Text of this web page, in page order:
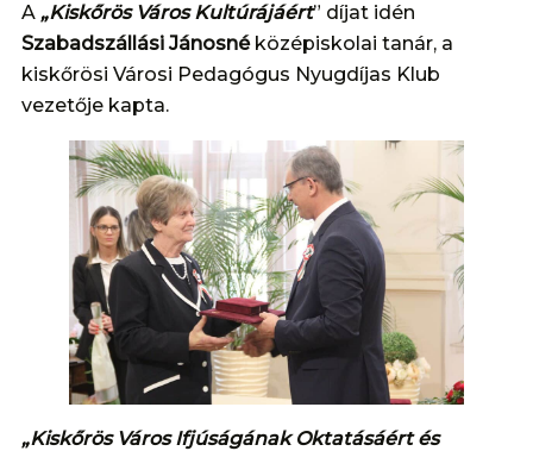
A „Kiskőrös Város Kultúrájáért” díjat idén
Szabadszállási Jánosnéközépiskolai tanár, a
kiskőrösi Városi Pedagógus Nyugdíjas Klub
vezetője kapta.
„Kiskőrös Város Ifjúságának Oktatásáért és